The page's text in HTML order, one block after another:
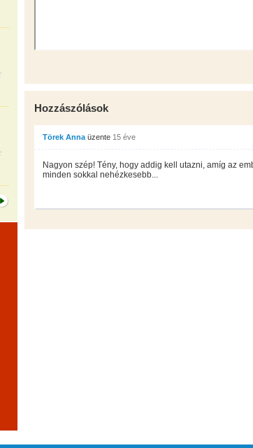
Hozzászólások
Törek Anna üzente 15 éve
Nagyon szép! Tény, hogy addig kell utazni, amíg az
minden sokkal nehézkesebb...